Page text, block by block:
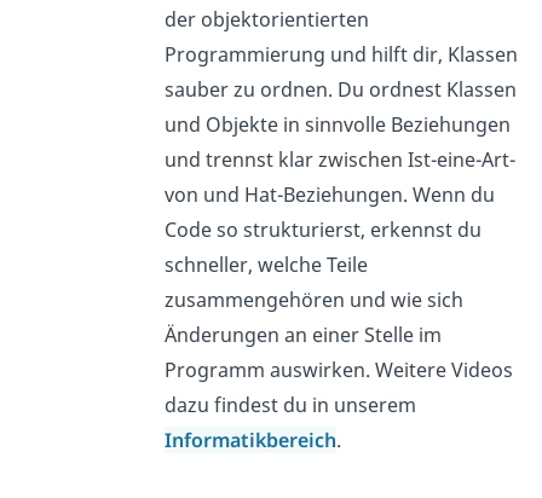
der objektorientierten
Programmierung und hilft dir, Klassen
sauber zu ordnen. Du ordnest Klassen
und Objekte in sinnvolle Beziehungen
und trennst klar zwischen Ist-eine-Art-
von und Hat-Beziehungen. Wenn du
Code so strukturierst, erkennst du
schneller, welche Teile
zusammengehören und wie sich
Änderungen an einer Stelle im
Programm auswirken. Weitere Videos
dazu findest du in unserem
Informatikbereich.